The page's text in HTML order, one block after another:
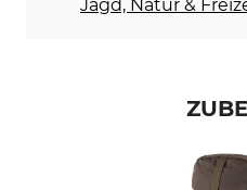
Trocknen
Professionelle Textilpflege
Jagd, Natur &